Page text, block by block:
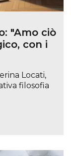
"Amo ciò
con i
Locati,
filosofia